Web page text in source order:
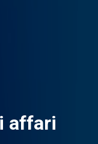
affari